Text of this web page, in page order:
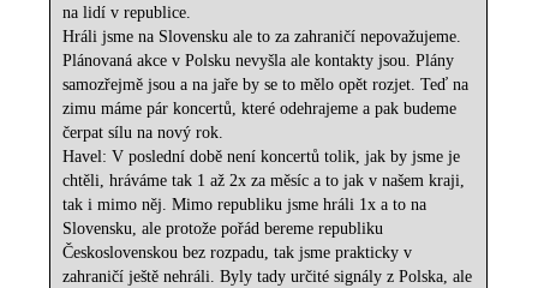
na lidí v republice.
Hráli jsme na Slovensku ale to za zahraničí nepovažujeme.
Plánovaná akce v Polsku nevyšla ale kontakty jsou. Plány
samozřejmě jsou a na jaře by se to mělo opět rozjet. Teď na
zimu máme pár koncertů, které odehrajeme a pak budeme
čerpat sílu na nový rok.
Havel: V poslední době není koncertů tolik, jak by jsme je
chtěli, hráváme tak 1 až 2x za měsíc a to jak v našem kraji,
tak i mimo něj. Mimo republiku jsme hráli 1x a to na
Slovensku, ale protože pořád bereme republiku
Československou bez rozpadu, tak jsme prakticky v
zahraničí ještě nehráli. Byly tady určité signály z Polska, ale